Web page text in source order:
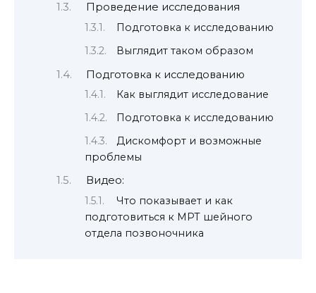
Проведение исследования
Подготовка к исследованию
Выглядит таком образом
Подготовка к исследованию
Как выглядит исследование
Подготовка к исследованию
Дискомфорт и возможные
проблемы
Видео:
Что показывает и как
подготовиться к МРТ шейного
отдела позвоночника